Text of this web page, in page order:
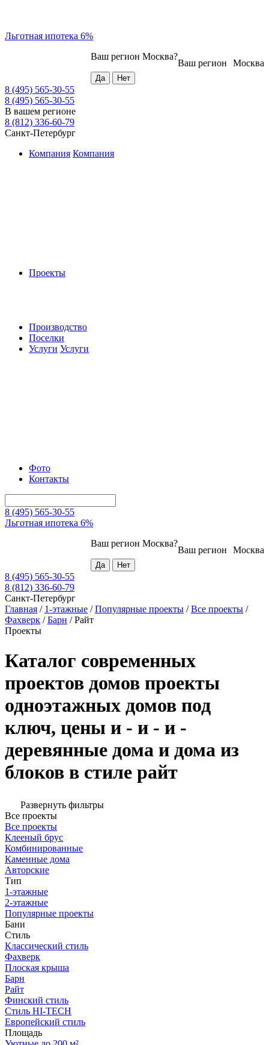
Льготная ипотека 6%
Москва
Ваш регион
Ваш регион Москва?
8 (495) 565-30-55
8 (495) 565-30-55
В вашем регионе
8 (812) 336-60-79
Санкт-Петербург
Компания Компания
Проекты
Производство
Поселки
Услуги Услуги
Фото
Контакты
8 (495) 565-30-55
Льготная ипотека 6%
Москва
Ваш регион
Ваш регион Москва?
8 (495) 565-30-55
8 (812) 336-60-79
Санкт-Петербург
Главная / 1-этажные /Популярные проекты /Все проекты /
Фахверк /Барн /Райт
Проекты
Каталог современных
проектов домов проекты
одноэтажных домов под
ключ, цены и - и - и -
деревянные дома и дома из
блоков в стиле райт
Развернуть фильтры
Все проекты
Все проекты
Клееный брус
Комбинированные
Каменные дома
Авторские
Тип
1-этажные
2-этажные
Популярные проекты
Бани
Стиль
Классический стиль
Фахверк
Плоская крыша
Барн
Райт
Финский стиль
Стиль HI-TECH
Европейский стиль
Площадь